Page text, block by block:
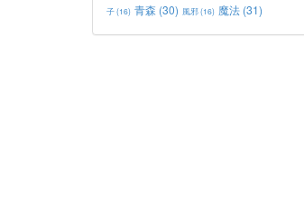
子(16) 青森 (30) 風邪(16) 魔法 (31)